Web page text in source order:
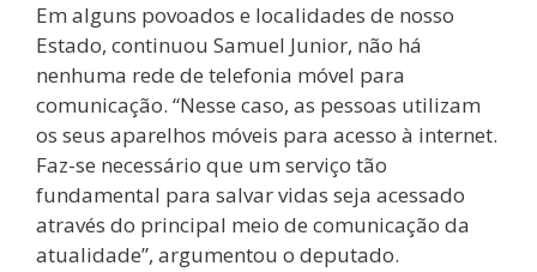
Em alguns povoados e localidades de nosso
Estado, continuou Samuel Junior, não há
nenhuma rede de telefonia móvel para
comunicação. “Nesse caso, as pessoas utilizam
os seus aparelhos móveis para acesso à internet.
Faz-se necessário que um serviço tão
fundamental para salvar vidas seja acessado
através do principal meio de comunicação da
atualidade”, argumentou o deputado.